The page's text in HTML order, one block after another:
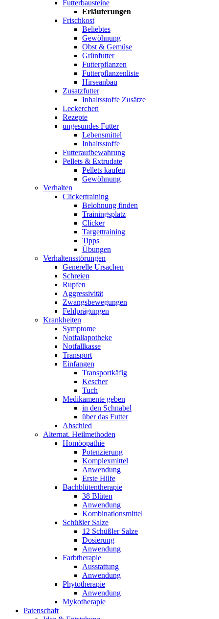
Futterbausteine
Erläuterungen
Frischkost
Beliebtes
Gewöhnung
Obst & Gemüse
Grünfutter
Futterpflanzen
Futterpflanzenliste
Hirseanbau
Zusatzfutter
Inhaltsstoffe Zusätze
Leckerchen
Rezepte
ungesundes Futter
Lebensmittel
Inhaltsstoffe
Futteraufbewahrung
Pellets & Extrudate
Pellets kaufen
Gewöhnung
Verhalten
Clickertraining
Belohnung finden
Trainingsplatz
Clicker
Targettraining
Tipps
Übungen
Verhaltensstörungen
Generelle Ursachen
Schreien
Rupfen
Aggressivität
Zwangsbewegungen
Fehlprägungen
Krankheiten
Symptome
Notfallapotheke
Notfallkasse
Transport
Einfangen
Transportkäfig
Kescher
Tuch
Medikamente geben
in den Schnabel
über das Futter
Abschied
Alternat. Heilmethoden
Homöopathie
Potenzierung
Komplexmittel
Anwendung
Erste Hilfe
Bachblütentherapie
38 Blüten
Anwendung
Kombinationsmittel
Schüßler Salze
12 Schüßler Salze
Dosierung
Anwendung
Farbtherapie
Ausstattung
Anwendung
Phytotherapie
Anwendung
Mykotherapie
Patenschaft